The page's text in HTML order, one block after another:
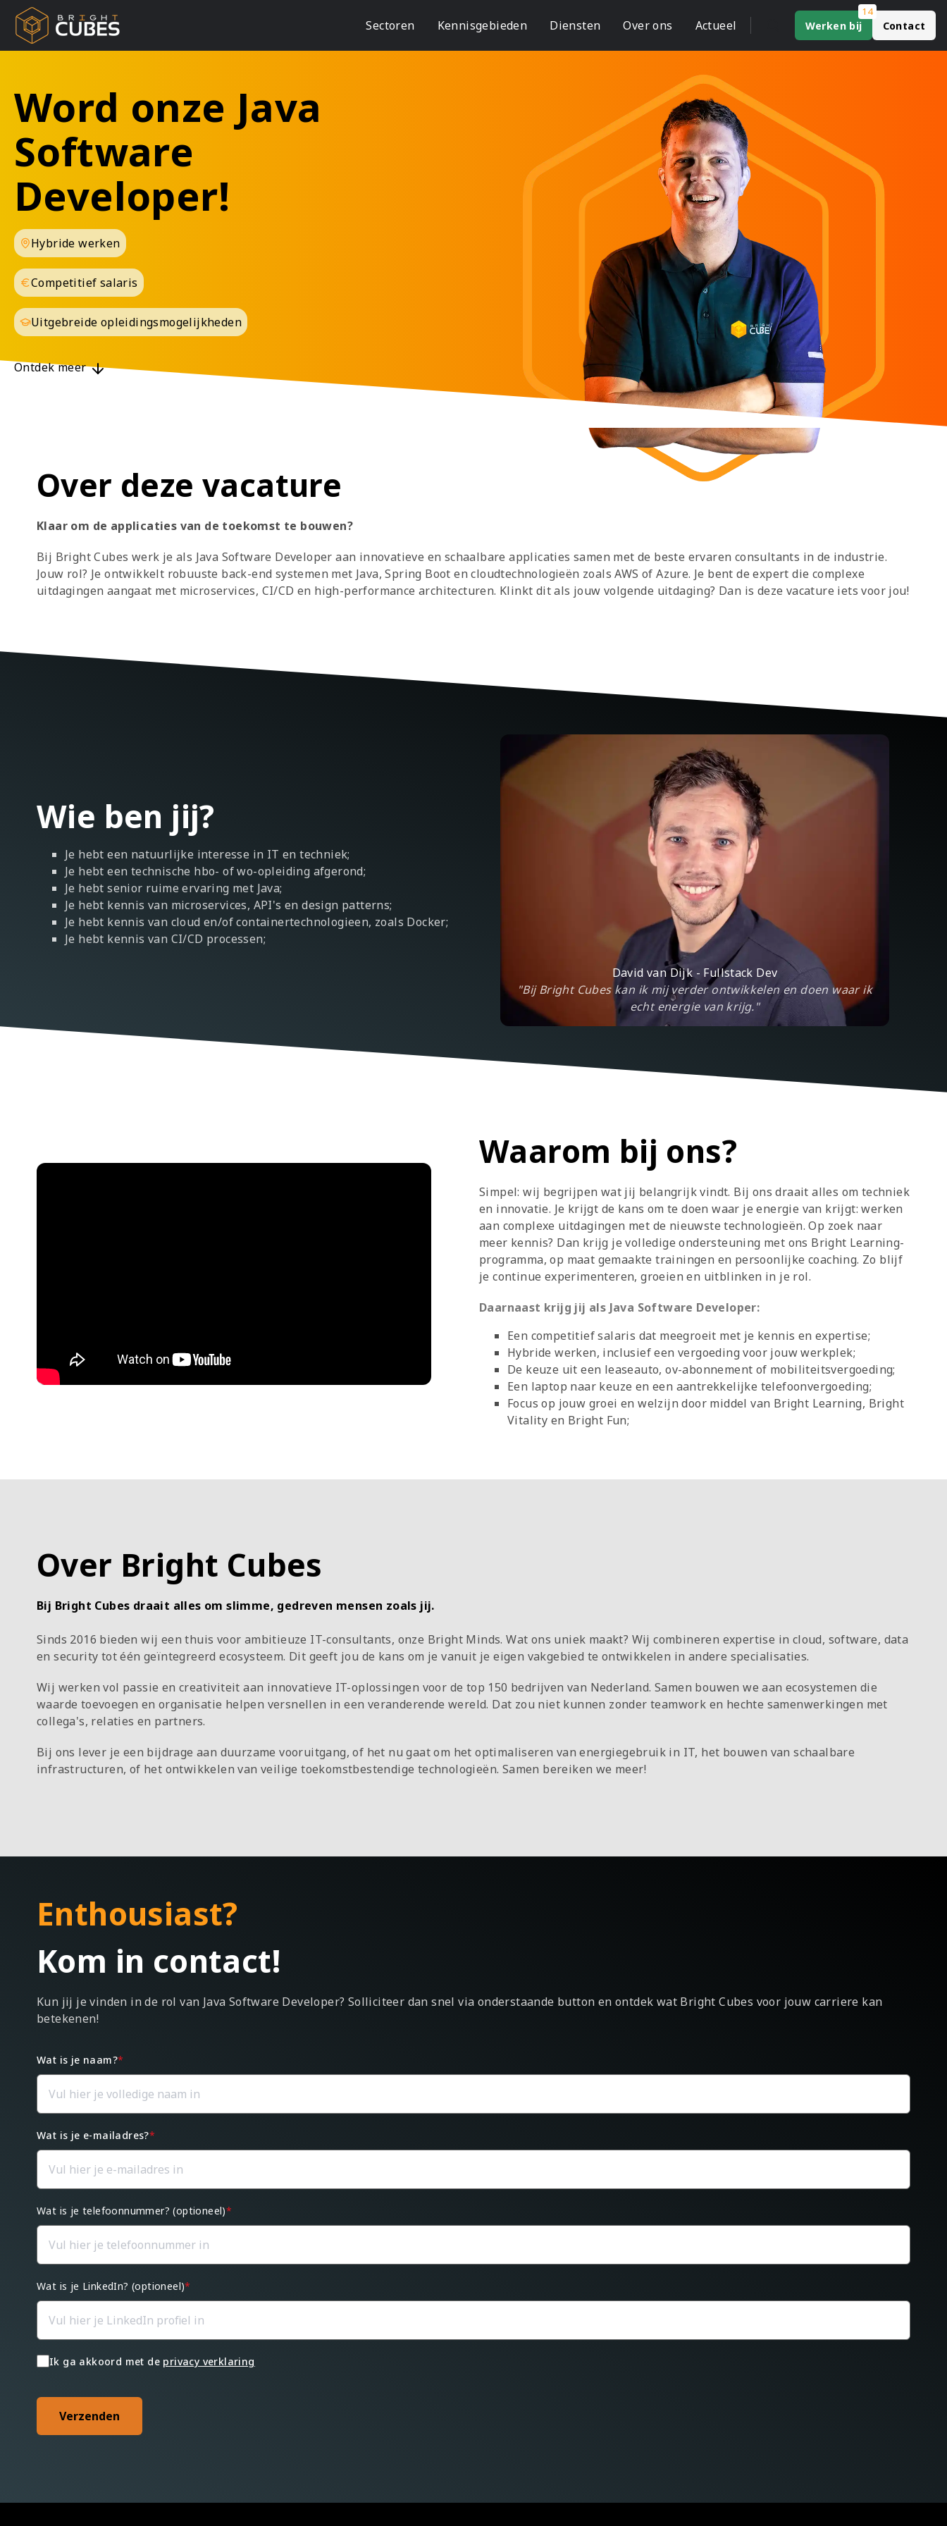
Sectoren Kennisgebieden Diensten Over ons Actueel Werken bij
14
Contact
Word onze Java
Software
Developer!
Hybride werken
Competitief salaris
Uitgebreide opleidingsmogelijkheden
Ontdek meer
Over deze vacature
Klaar om de applicaties van de toekomst te bouwen?
Bij Bright Cubes werk je als Java Software Developer aan innovatieve en schaalbare applicaties samen met de beste ervaren consultants in de industrie.
Jouw rol? Je ontwikkelt robuuste back-end systemen met Java, Spring Boot en cloudtechnologieën zoals AWS of Azure. Je bent de expert die complexe
uitdagingen aangaat met microservices, CI/CD en high-performance architecturen. Klinkt dit als jouw volgende uitdaging? Dan is deze vacature iets voor jou!
Wie ben jij?
Je hebt een natuurlijke interesse in IT en techniek;
Je hebt een technische hbo- of wo-opleiding afgerond;
Je hebt senior ruime ervaring met Java;
Je hebt kennis van microservices, API's en design patterns;
Je hebt kennis van cloud en/of containertechnologieen, zoals Docker;
Je hebt kennis van CI/CD processen;
David van Dijk - Fullstack Dev
"Bij Bright Cubes kan ik mij verder ontwikkelen en doen waar ik
echt energie van krijg."
Waarom bij ons?
Simpel: wij begrijpen wat jij belangrijk vindt. Bij ons draait alles om techniek
en innovatie. Je krijgt de kans om te doen waar je energie van krijgt: werken
aan complexe uitdagingen met de nieuwste technologieën. Op zoek naar
meer kennis? Dan krijg je volledige ondersteuning met ons Bright Learning-
programma, op maat gemaakte trainingen en persoonlijke coaching. Zo blijf
je continue experimenteren, groeien en uitblinken in je rol.
Daarnaast krijg jij als Java Software Developer:
Een competitief salaris dat meegroeit met je kennis en expertise;
Hybride werken, inclusief een vergoeding voor jouw werkplek;
De keuze uit een leaseauto, ov-abonnement of mobiliteitsvergoeding;
Een laptop naar keuze en een aantrekkelijke telefoonvergoeding;
Focus op jouw groei en welzijn door middel van Bright Learning, Bright
Vitality en Bright Fun;
Over Bright Cubes
Bij Bright Cubes draait alles om slimme, gedreven mensen zoals jij.
Sinds 2016 bieden wij een thuis voor ambitieuze IT-consultants, onze Bright Minds. Wat ons uniek maakt? Wij combineren expertise in cloud, software, data
en security tot één geïntegreerd ecosysteem. Dit geeft jou de kans om je vanuit je eigen vakgebied te ontwikkelen in andere specialisaties.
Wij werken vol passie en creativiteit aan innovatieve IT-oplossingen voor de top 150 bedrijven van Nederland. Samen bouwen we aan ecosystemen die
waarde toevoegen en organisatie helpen versnellen in een veranderende wereld. Dat zou niet kunnen zonder teamwork en hechte samenwerkingen met
collega's, relaties en partners.
Bij ons lever je een bijdrage aan duurzame vooruitgang, of het nu gaat om het optimaliseren van energiegebruik in IT, het bouwen van schaalbare
infrastructuren, of het ontwikkelen van veilige toekomstbestendige technologieën. Samen bereiken we meer!
Enthousiast?
Kom in contact!
Kun jij je vinden in de rol van Java Software Developer? Solliciteer dan snel via onderstaande button en ontdek wat Bright Cubes voor jouw carriere kan
betekenen!
Wat is je naam?*
Wat is je e-mailadres?*
Wat is je telefoonnummer? (optioneel)*
Wat is je LinkedIn? (optioneel)*
Ik ga akkoord met de privacy verklaring
Verzenden